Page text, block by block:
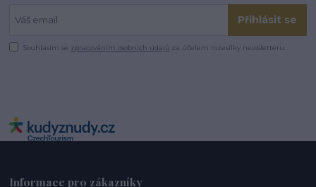
Přihlásit se
Souhlasím se zpracováním osobních údajů za účelem rozesílky newsletteru.
Informace pro zákazníky